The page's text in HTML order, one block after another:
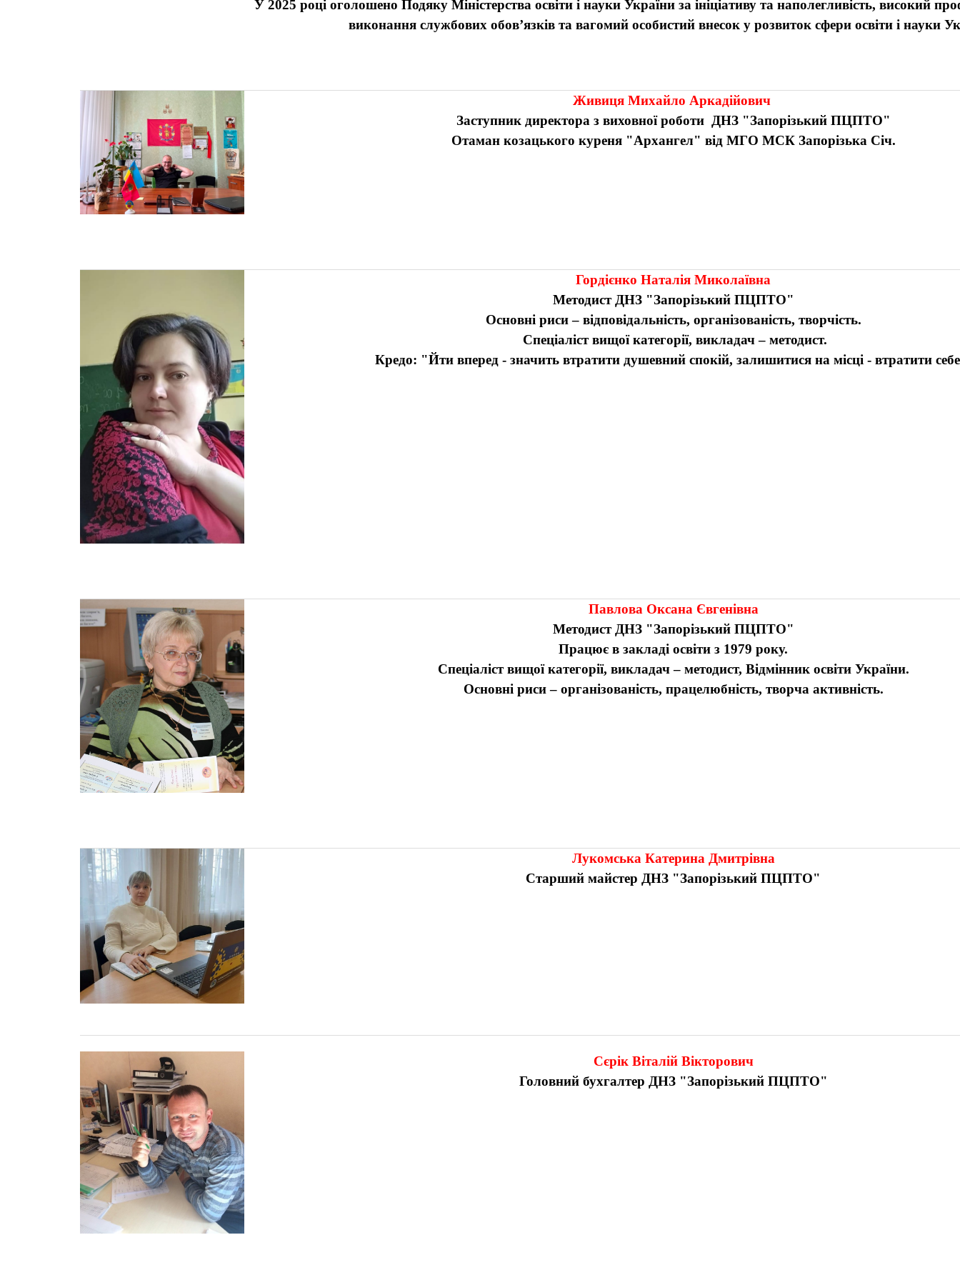
У 2025 році оголошено Подяку Міністерства освіти і науки України за ініціативу та наполегливість, високий
виконання службових обов’язків та вагомий особистий внесок у розвиток сфери освіти і науки
Живиця Михайло Аркадійович
Заступник директора з виховної роботи ДНЗ "Запорізький ПЦПТО"
Отаман козацького куреня "Архангел" від МГО МСК Запорізька Січ.
Гордієнко Наталія Миколаївна
Методист ДНЗ "Запорізький ПЦПТО"
Основні риси – відповідальність, організованість, творчість.
Спеціаліст вищої категорії, викладач – методист.
Кредо: "Йти вперед - значить втратити душевний спокій, залишитися на місці - втратити
Павлова Оксана Євгенівна
Методист ДНЗ "Запорізький ПЦПТО"
Працює в закладі освіти з 1979 року.
Спеціаліст вищої категорії, викладач – методист, Відмінник освіти України.
Основні риси – організованість, працелюбність, творча активність.
Лукомська Катерина Дмитрівна
Старший майстер ДНЗ "Запорізький ПЦПТО"
Сєрік Віталій Вікторович
Головний бухгалтер ДНЗ "Запорізький ПЦПТО"